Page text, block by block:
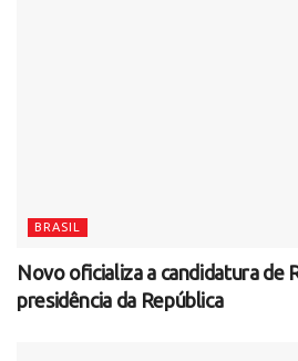
BRASIL
Novo oficializa a candidatura de
presidência da República